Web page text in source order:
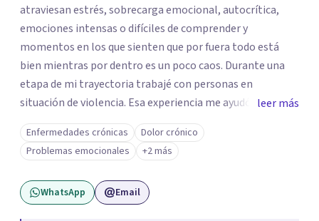
atraviesan estrés, sobrecarga emocional, autocrítica,
emociones intensas o difíciles de comprender y
momentos en los que sienten que por fuera todo está
bien mientras por dentro es un poco caos. Durante una
etapa de mi trayectoria trabajé con personas en
situación de violencia. Esa experiencia me ayudó a
comprender de cerca cómo el miedo, la culpa, la pérdida
de autonomía, la hipervigilancia y otras respuestas
vinculadas a este tipo de experiencias pueden afectar la
relación de una persona consigo misma, con su cuerpo y
con otrxs. Esta experiencia forma parte de la mirada
leer más
Enfermedades crónicas
Dolor crónico
Problemas emocionales
+2 más
WhatsApp Email